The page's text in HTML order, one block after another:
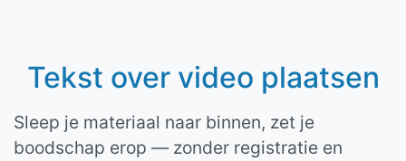
Tekst over video plaatsen
Sleep je materiaal naar binnen, zet je
boodschap erop — zonder registratie en